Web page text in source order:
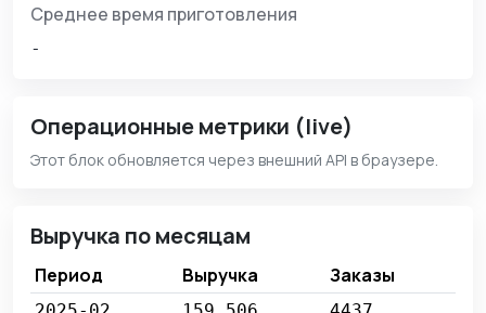
Среднее время приготовления
-
Операционные метрики (live)
Этот блок обновляется через внешний API в браузере.
Выручка по месяцам
Период Выручка Заказы